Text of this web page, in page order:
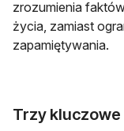
zrozumienia
życia, zamiast
zapamiętywania.
Trzy